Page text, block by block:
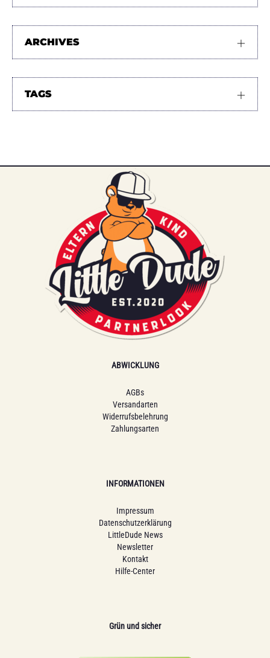
ARCHIVES
TAGS
ABWICKLUNG
AGBs
Versandarten
Widerrufsbelehrung
Zahlungsarten
INFORMATIONEN
Impressum
Datenschutzerklärung
LittleDude News
Newsletter
Kontakt
Hilfe-Center
Grün und sicher